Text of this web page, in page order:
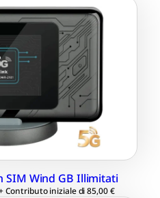
SIM Wind GB Illimitati
Contributo iniziale di 85,00 €
Fi
fino a 1,6 Gbps
simultanee
in Italia e 40 GB